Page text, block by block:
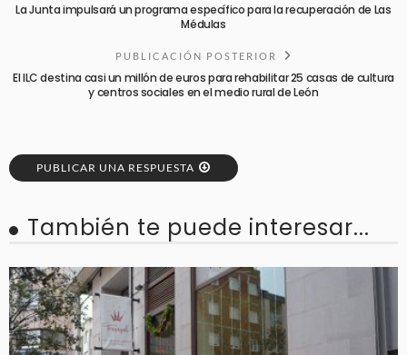
La Junta impulsará un programa específico para la recuperación de Las
Médulas
PUBLICACIÓN POSTERIOR
El ILC destina casi un millón de euros para rehabilitar 25 casas de cultura
y centros sociales en el medio rural de León
PUBLICAR UNA RESPUESTA
También te puede interesar...